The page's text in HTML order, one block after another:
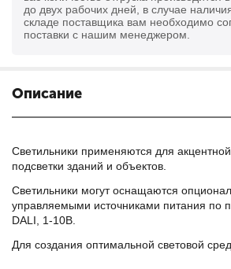
до двух рабочих дней, в случае
складе поставщика вам необходимо
поставки с нашим менеджером.
Описание
Светильники применяются для
подсветки зданий и объектов.
Светильники могут оснащаются
управляемыми источниками питания по
DALI, 1-10В.
Для создания оптимальной световой